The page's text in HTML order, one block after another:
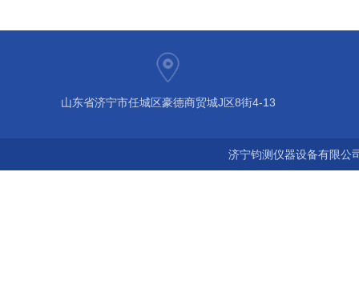
山东省济宁市任城区豪德商贸城J区8街4-13
济宁钧测仪器设备有限